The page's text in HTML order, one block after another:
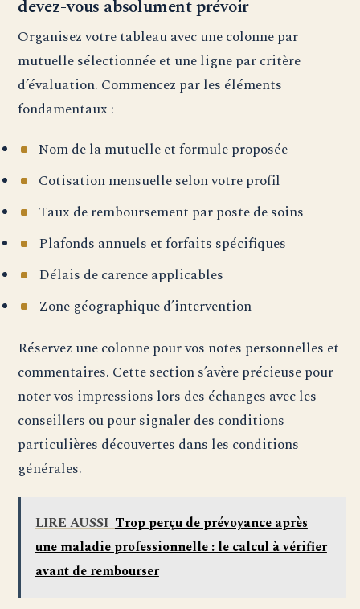
devez-vous absolument prévoir
Organisez votre tableau avec une colonne par
mutuelle sélectionnée et une ligne par critère
d’évaluation. Commencez par les éléments
fondamentaux :
Nom de la mutuelle et formule proposée
Cotisation mensuelle selon votre profil
Taux de remboursement par poste de soins
Plafonds annuels et forfaits spécifiques
Délais de carence applicables
Zone géographique d’intervention
Réservez une colonne pour vos notes personnelles et
commentaires. Cette section s’avère précieuse pour
noter vos impressions lors des échanges avec les
conseillers ou pour signaler des conditions
particulières découvertes dans les conditions
générales.
LIRE AUSSI Trop perçu de prévoyance après
une maladie professionnelle : le calcul à vérifier
avant de rembourser